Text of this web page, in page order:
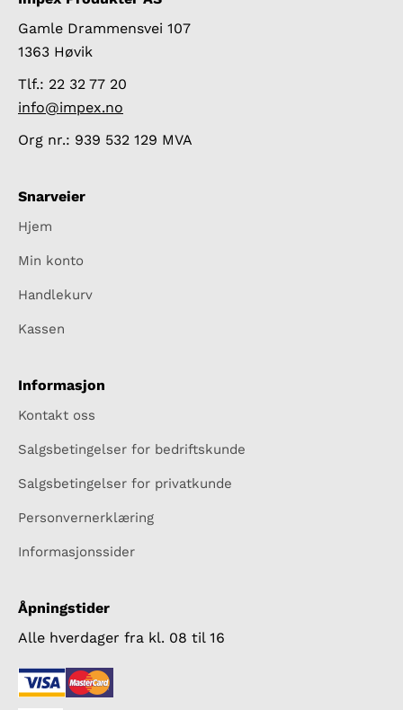
Gamle Drammensvei 107
1363 Høvik
Tlf.: 22 32 77 20
info@impex.no
Org nr.: 939 532 129 MVA
Snarveier
Hjem
Min konto
Handlekurv
Kassen
Informasjon
Kontakt oss
Salgsbetingelser for bedriftskunde
Salgsbetingelser for privatkunde
Personvernerklæring
Informasjonssider
Åpningstider
Alle hverdager fra kl. 08 til 16